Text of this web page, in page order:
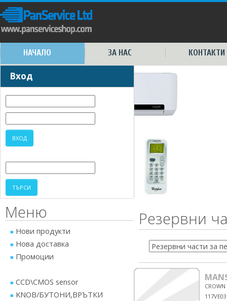
НАЧАЛО ЗА НАС КОНТАКТИ
Вход
Меню
Нови продукти
Нова доставка
Промоции
CCD\CMOS sensor
KNOB/БУТОНИ,ВРЪТКИ
Резервни
CROWN
117VE03